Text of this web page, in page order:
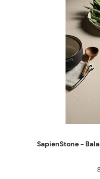
SapienStone -